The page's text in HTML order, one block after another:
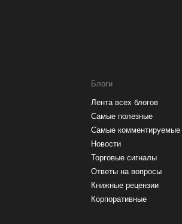
Блоги
Лента всех блогов
Самые полезные
Самые комментируемые
Новости
Торговые сигналы
Ответы на вопросы
Книжные рецензии
Корпоративные